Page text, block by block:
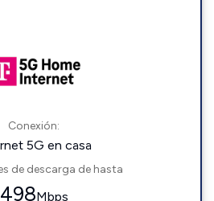
Conexión:
5G en casa
de descarga de hasta
498Mbps